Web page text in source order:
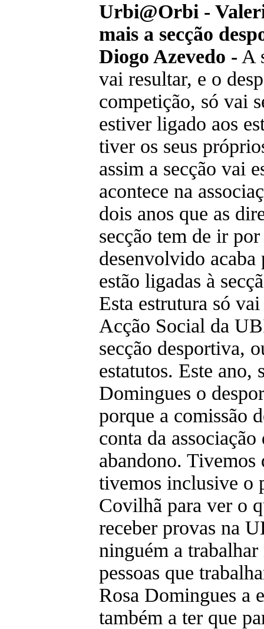
Urbi@Orbi -
mais a secção
Diogo Azevedo - A
vai resultar, e o
competição, só vai
estiver ligado aos
tiver os seus
assim a secção vai
acontece na
dois anos que as
secção tem de ir
desenvolvido acaba
estão ligadas à
Esta estrutura só
Acção Social da
secção desportiva,
estatutos. Este ano,
Domingues o
porque a comissão
conta da
abandono.
tivemos inclusive o
Covilhã para ver o
receber provas na
ninguém a
pessoas que
Rosa Domingues a
também a ter que